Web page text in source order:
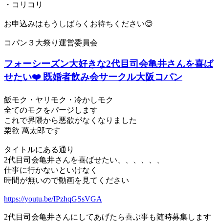
・コリコリ
お申込みはもうしばらくお待ちください😊
コパン３大祭り運営委員会
フォーシーズン大好きな2代目司会亀井さんを喜ば
せたい❤️ 既婚者飲み会サークル大阪コパン
飯モク・ヤリモク・冷かしモク
全てのモクをパージします
これで界隈から悪欲がなくなりました
栗欲 萬太郎です
タイトルにある通り
2代目司会亀井さんを喜ばせたい、、、、、、
仕事に行かないといけなく
時間が無いので動画を見てください
https://youtu.be/IPzhqGSsVGA
2代目司会亀井さんにしてあげたら喜ぶ事も随時募集します